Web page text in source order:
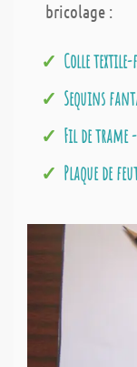
bricolage :
Colle
Sequins
Fil de trame
Plaque de